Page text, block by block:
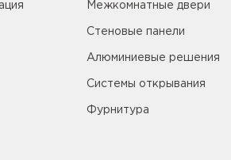
Межкомнатные двери
Стеновые панели
Алюминиевые решения
Системы открывания
Фурнитура